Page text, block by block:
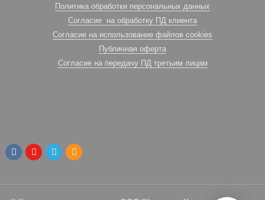
Политика обработки персональных данных
Согласие на обработку ПД клиента
Согласие на использование файлов cookies
Публичная оферта
Согласие на передачу ПД третьим лицам